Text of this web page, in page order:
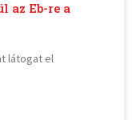
az Eb-re a
látogat el